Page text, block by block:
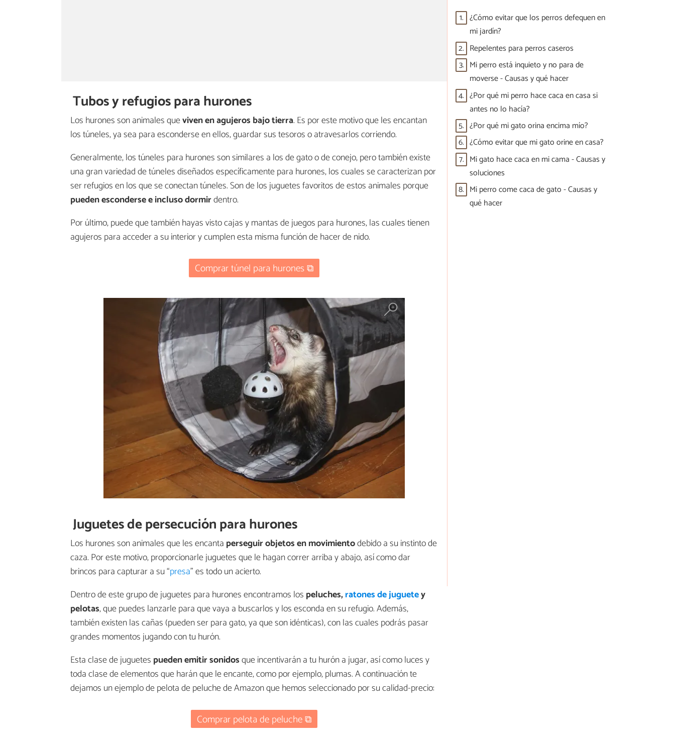
Tubos y refugios para hurones
Los hurones son animales queviven en agujeros bajo tierra. Es por este motivo que les encantan
los túneles, ya sea para esconderse en ellos, guardar sus tesoros o atravesarlos corriendo.
Generalmente, los túneles para hurones son similares a los de gato o de conejo, pero también existe
una gran variedad de túneles diseñados específicamente para hurones, los cuales se caracterizan por
ser refugios en los que se conectan túneles. Son de los juguetes favoritos de estos animales porque
pueden esconderse e incluso dormirdentro.
Por último, puede que también hayas visto cajas y mantas de juegos para hurones, las cuales tienen
agujeros para acceder a su interior y cumplen esta misma función de hacer de nido.
Comprar túnel para hurones ⧉
Juguetes de persecución para hurones
Los hurones son animales que les encanta perseguir objetos en movimientodebido a su instinto de
caza. Por este motivo, proporcionarle juguetes que le hagan correr arriba y abajo, así como dar
brincos para capturar a su “presa” es todo un acierto.
Dentro de este grupo de juguetes para hurones encontramos los peluches,ratones de juguetey
pelotas, que puedes lanzarle para que vaya a buscarlos y los esconda en su refugio. Además,
también existen las cañas (pueden ser para gato, ya que son idénticas), con las cuales podrás pasar
grandes momentos jugando con tu hurón.
Esta clase de juguetes pueden emitirsonidosque incentivarán a tu hurón a jugar, así como luces y
toda clase de elementos que harán que le encante, como por ejemplo, plumas. A continuación te
dejamos un ejemplo de pelota de peluche de Amazon que hemos seleccionado por su calidad-precio:
Comprar pelota de peluche ⧉
1. ¿Cómo evitar que los perros defequen en
mi jardín?
2. Repelentes para perros caseros
3. Mi perro está inquieto y no para de
moverse - Causas y qué hacer
4. ¿Por qué mi perro hace caca en casa si
antes no lo hacía?
5. ¿Por qué mi gato orina encima mío?
6. ¿Cómo evitar que mi gato orine en casa?
7. Mi gato hace caca en mi cama - Causas y
soluciones
8. Mi perro come caca de gato - Causas y
qué hacer